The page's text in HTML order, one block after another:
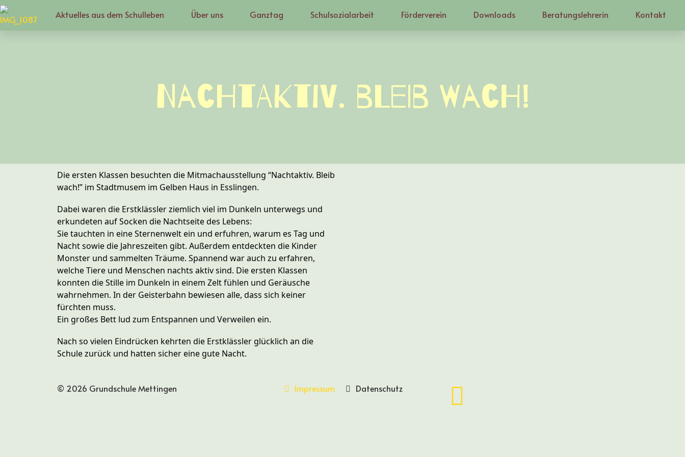
Aktuelles aus dem Schulleben Über uns Ganztag Schulsozialarbeit Förderverein Downloads Beratungslehrerin Kontakt
Nachtaktiv. Bleib wach!
Die ersten Klassen besuchten die Mitmachausstellung “Nachtaktiv. Bleib
wach!” im Stadtmusem im Gelben Haus in Esslingen.
Dabei waren die Erstklässler ziemlich viel im Dunkeln unterwegs und
erkundeten auf Socken die Nachtseite des Lebens:
Sie tauchten in eine Sternenwelt ein und erfuhren, warum es Tag und
Nacht sowie die Jahreszeiten gibt. Außerdem entdeckten die Kinder
Monster und sammelten Träume. Spannend war auch zu erfahren,
welche Tiere und Menschen nachts aktiv sind. Die ersten Klassen
konnten die Stille im Dunkeln in einem Zelt fühlen und Geräusche
wahrnehmen. In der Geisterbahn bewiesen alle, dass sich keiner
fürchten muss.
Ein großes Bett lud zum Entspannen und Verweilen ein.
Nach so vielen Eindrücken kehrten die Erstklässler glücklich an die
Schule zurück und hatten sicher eine gute Nacht.
© 2026 Grundschule Mettingen Impressum Datenschutz